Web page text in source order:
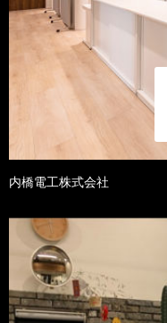
内橋電工株式会社